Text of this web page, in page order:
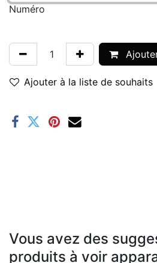
Numéro
Ajouter à la liste de souhaits
Vous avez des
produits à voir